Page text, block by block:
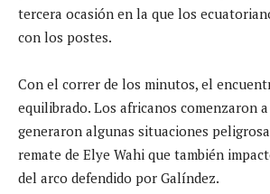
tercera ocasión en la que los
con los postes.
Con el correr de los minutos, el
equilibrado. Los africanos comenzaron
generaron algunas situaciones
remate de Elye Wahi que también
del arco defendido por Galíndez.